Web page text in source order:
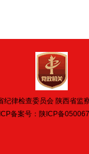
纪律检查委员会 陕西省监
ICP备案号： 陕ICP备